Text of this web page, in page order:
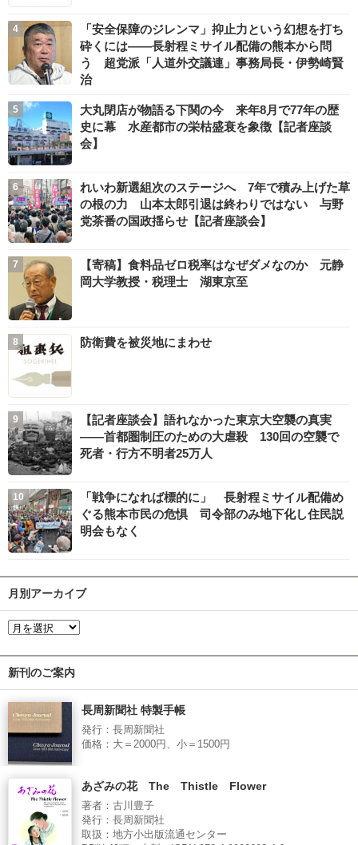
「安全保障のジレンマ」抑止力という幻想を打ち
砕くには――長射程ミサイル配備の熊本から問
う 超党派「人道外交議連」事務局長・伊勢崎賢
治
大丸閉店が物語る下関の今 来年8月で77年の歴
史に幕 水産都市の栄枯盛衰を象徴【記者座談
会】
れいわ新選組次のステージへ 7年で積み上げた草
の根の力 山本太郎引退は終わりではない 与野
党茶番の国政揺らせ【記者座談会】
【寄稿】食料品ゼロ税率はなぜダメなのか 元静
岡大学教授・税理士 湖東京至
防衛費を被災地にまわせ
【記者座談会】語れなかった東京大空襲の真実
――首都圏制圧のための大虐殺 130回の空襲で
死者・行方不明者25万人
「戦争になれば標的に」 長射程ミサイル配備め
ぐる熊本市民の危惧 司令部のみ地下化し住民説
明会もなく
月別アーカイブ
新刊のご案内
長周新聞社 特製手帳
発行：長周新聞社
価格：大＝2000円、小＝1500円
あざみの花 The Thistle Flower
著者：古川豊子
発行：長周新聞社
取扱：地方小出版流通センター